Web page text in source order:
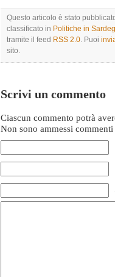
Questo articolo è stato
classificato in Politiche in
tramite il feed RSS 2.0. Puoi
sito.
Scrivi un commento
Ciascun commento potrà
Non sono ammessi